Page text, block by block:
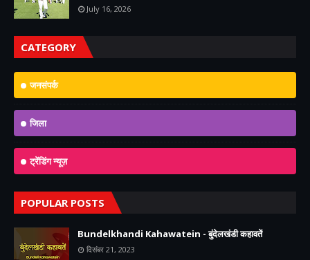
July 16, 2026
CATEGORY
जनसंपर्क
जिला
ट्रेंडिंग न्यूज़
POPULAR POSTS
Bundelkhandi Kahawatein - बुंदेलखंडी कहावतें
दिसंबर 21, 2023